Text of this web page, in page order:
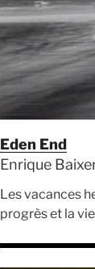
Eden End
Enrique
Les vacances
progrès et la